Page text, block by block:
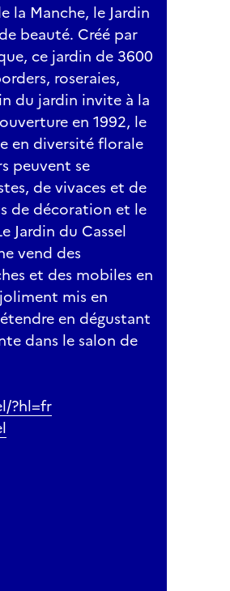
la Manche, le Jardin
beauté. Créé par
ce jardin de 3600
roseraies,
du jardin invite à la
en 1992, le
en diversité florale
peuvent se
de vivaces et de
de décoration et le
Jardin du Cassel
vend des
et des mobiles en
mis en
en dégustant
dans le salon de
?hl=fr